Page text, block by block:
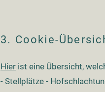
3. Cookie-
Hier ist eine Übersicht,
- Stellplätze -